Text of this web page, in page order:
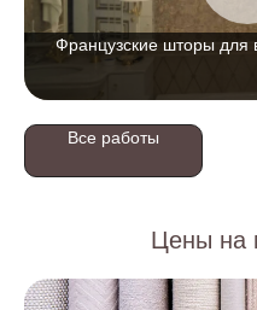
Французские шторы для
Все работы
Цены на